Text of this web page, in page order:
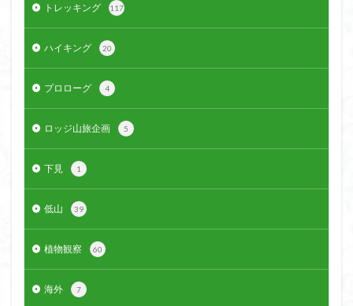
トレッキング 117
ハイキング 20
プロローグ 4
ロッジ山旅企画 5
下見 1
低山 39
植物観察 60
海外 7